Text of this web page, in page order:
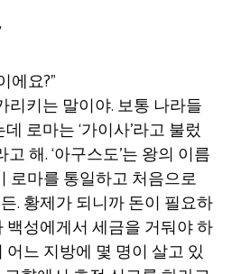
에요?”
리키는 말이야. 보통 나라들
데 로마는 ‘가이사’라고 불렀
고 해. ‘아구스도’는 왕의 이름
로마를 통일하고 처음으로
. 황제가 되니까 돈이 필요하
백성에게서 세금을 거둬야 하
느 지방에 몇 명이 살고 있